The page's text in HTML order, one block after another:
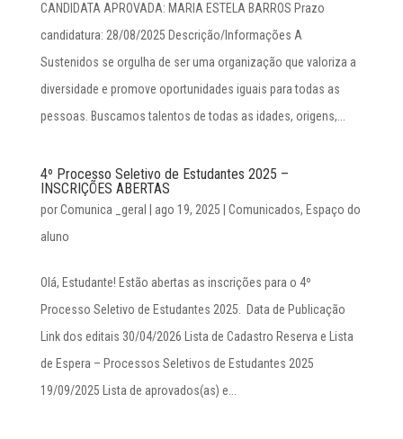
CANDIDATA APROVADA: MARIA ESTELA BARROS Prazo
candidatura: 28/08/2025 Descrição/Informações A
Sustenidos se orgulha de ser uma organização que valoriza a
diversidade e promove oportunidades iguais para todas as
pessoas. Buscamos talentos de todas as idades, origens,...
4º Processo Seletivo de Estudantes 2025 –
INSCRIÇÕES ABERTAS
porComunica _geral ago 19, 2025 Comunicados, Espaço do
aluno
Olá, Estudante! Estão abertas as inscrições para o 4º
Processo Seletivo de Estudantes 2025. Data de Publicação
Link dos editais 30/04/2026 Lista de Cadastro Reserva e Lista
de Espera – Processos Seletivos de Estudantes 2025
19/09/2025 Lista de aprovados(as) e...